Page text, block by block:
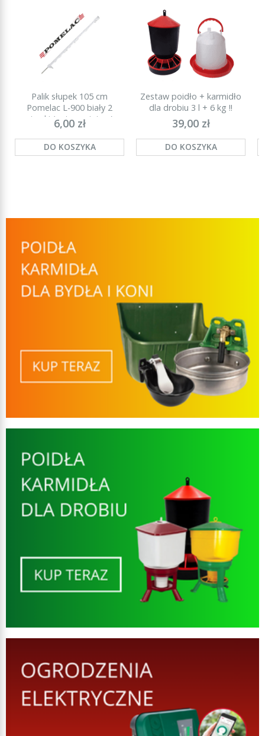
Palik słupek 105 cm
Pomelac L-900 biały 2
stopki (najmocniejszy)
6,00 zł
DO KOSZYKA
Zestaw poidło + karmidło
dla drobiu 3 l + 6 kg !!
39,00 zł
DO KOSZYKA